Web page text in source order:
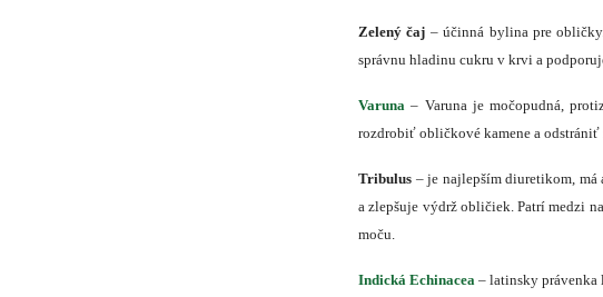
Zelený čaj – účinná bylina pre
správnu hladinu cukru v krvi a
Varuna – Varuna je močopudná,
rozdrobiť obličkové kamene a
Tribulus – je najlepším diuretikom,
a zlepšuje výdrž obličiek. Patrí medzi
moču.
Indická Echinacea – latinsky